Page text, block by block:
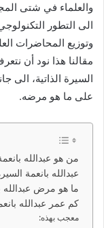
والعلماء في شتى
الى التطور
وتوزيع المحاضرات
مقالنا هذا نود أن
السيرة الذاتية،
على ما هو مرضه.
من هو عبدالله بانعمة
عبدالله بانعمة
ما هو مرض عبدالله
كم عمر عبدالله
معجب بهذه: